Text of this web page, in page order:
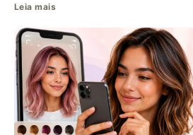
Leia mais